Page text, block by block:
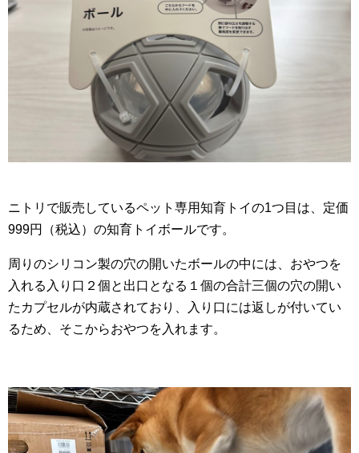
ニトリで販売しているペット専用知育トイの1つ目は、定価
999円（税込）の知育トイボールです。
周りのシリコン製の穴の開いたボールの中には、おやつを
入れる入り口２個と出口となる１個の合計三個の穴の開い
たカプセルが内蔵されており、入り口には返しが付いてい
るため、そこからおやつを入れます。